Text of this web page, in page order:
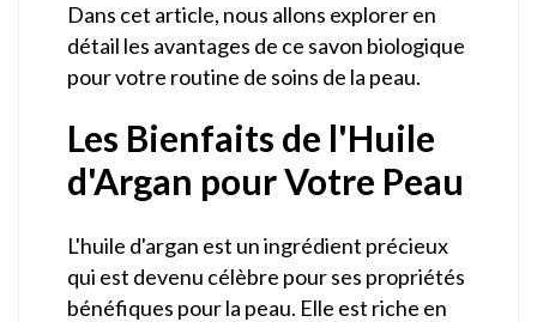
Dans cet article, nous allons explorer en
détail les avantages de ce savon biologique
pour votre routine de soins de la peau.
Les Bienfaits de l'Huile
d'Argan pour Votre Peau
L'huile d'argan est un ingrédient précieux
qui est devenu célèbre pour ses propriétés
bénéfiques pour la peau. Elle est riche en